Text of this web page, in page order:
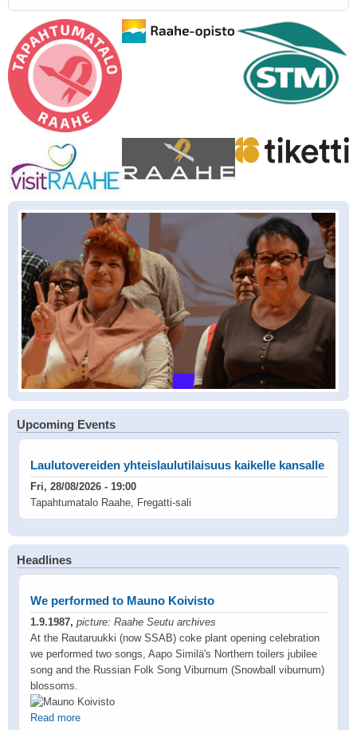
Upcoming Events
Laulutovereiden yhteislaulutilaisuus kaikelle kansalle
Fri, 28/08/2026 - 19:00
Tapahtumatalo Raahe, Fregatti-sali
Headlines
We performed to Mauno Koivisto
1.9.1987, picture: Raahe Seutu archives
At the Rautaruukki (now SSAB) coke plant opening celebration
we performed two songs, Aapo Similä's Northern toilers jubilee
song and the Russian Folk Song Viburnum (Snowball viburnum)
blossoms.
Read more